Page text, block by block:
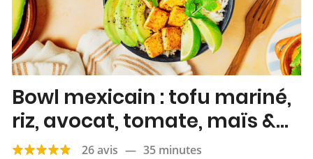
Bowl mexicain : tofu mariné,
riz, avocat, tomate, maïs &
citron vert
26 avis — 35 minutes